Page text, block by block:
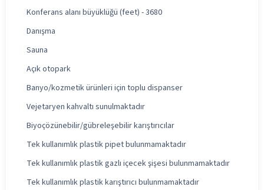
Konferans alanı büyüklüğü (feet) - 3680
Danışma
Sauna
Açık otopark
Banyo/kozmetik ürünleri için toplu dispanser
Vejetaryen kahvaltı sunulmaktadır
Biyoçözünebilir/gübreleşebilir karıştırıcılar
Tek kullanımlık plastik pipet bulunmamaktadır
Tek kullanımlık plastik gazlı içecek şişesi bulunmamaktadır
Tek kullanımlık plastik karıştırıcı bulunmamaktadır